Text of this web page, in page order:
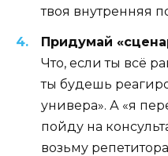
твоя внутренняя
Придумай
Что, если ты всё
ты будешь
универа». А «я
пойду на
возьму